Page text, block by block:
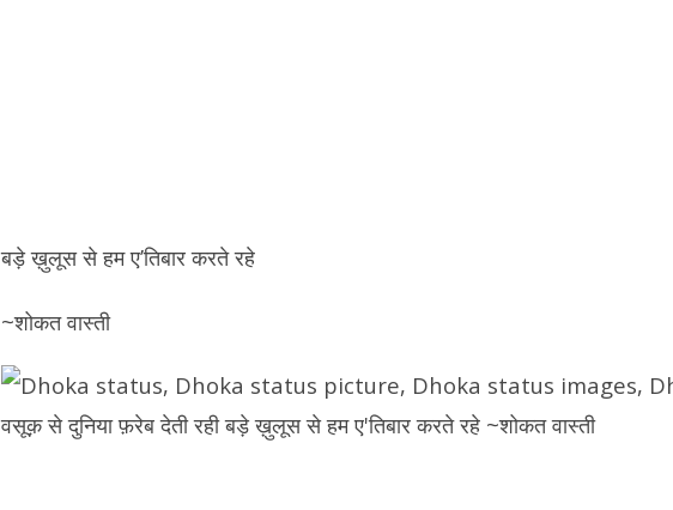
बड़े ख़ुलूस से हम ए’तिबार करते रहे
~शोकत वास्ती